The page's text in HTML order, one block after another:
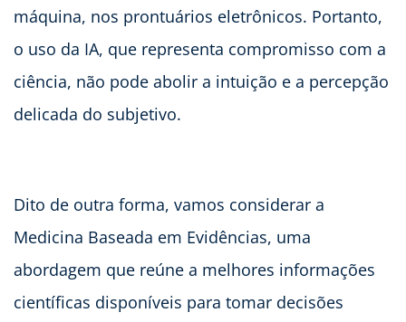
máquina, nos prontuários eletrônicos. Portanto,
o uso da IA, que representa compromisso com a
ciência, não pode abolir a intuição e a percepção
delicada do subjetivo.
Dito de outra forma, vamos considerar a
Medicina Baseada em Evidências, uma
abordagem que reúne a melhores informações
científicas disponíveis para tomar decisões